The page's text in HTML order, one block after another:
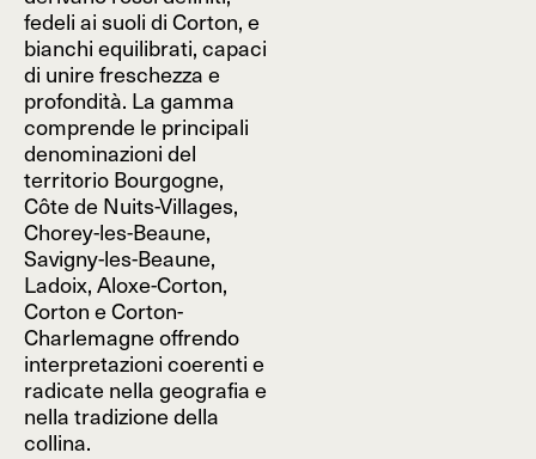
fedeli ai suoli di Corton, e
bianchi equilibrati, capaci
di unire freschezza e
profondità. La gamma
comprende le principali
denominazioni del
territorio Bourgogne,
Côte de Nuits-Villages,
Chorey-les-Beaune,
Savigny-les-Beaune,
Ladoix, Aloxe-Corton,
Corton e Corton-
Charlemagne offrendo
interpretazioni coerenti e
radicate nella geografia e
nella tradizione della
collina.